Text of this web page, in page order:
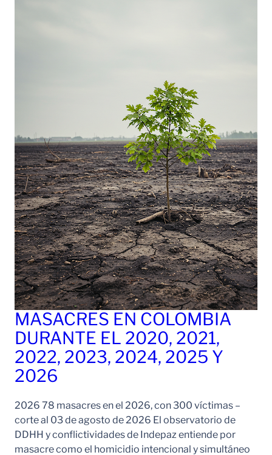
MASACRES EN COLOMBIA
DURANTE EL 2020, 2021,
2022, 2023, 2024, 2025 Y
2026
2026 78 masacres en el 2026, con 300 víctimas –
corte al 03 de agosto de 2026 El observatorio de
DDHH y conflictividades de Indepaz entiende por
masacre como el homicidio intencional y simultáneo